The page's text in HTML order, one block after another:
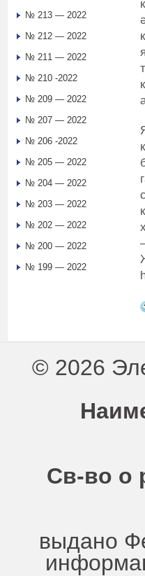
№ 213 — 2022
№ 212 — 2022
№ 211 — 2022
№ 210 -2022
№ 209 — 2022
№ 207 — 2022
№ 206 -2022
№ 205 — 2022
№ 204 — 2022
№ 203 — 2022
№ 202 — 2022
№ 200 — 2022
№ 199 — 2022
© 2026
Св-во о
выдано